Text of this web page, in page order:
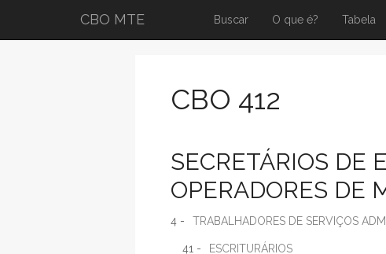
CBO MTE Buscar O que é? Tabela
CBO 412
SECRETÁRIOS DE
OPERADORES DE
4 - TRABALHADORES DE SERVIÇOS
41 - ESCRITURÁRIOS